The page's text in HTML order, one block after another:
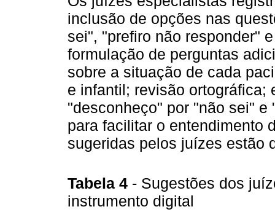
inclusão de opções nas
sei", "prefiro não responder"
formulação de perguntas
sobre a situação de cada
e infantil; revisão ortográfica;
"desconheço" por "não sei"
para facilitar o entendimento
sugeridas pelos juízes estão
Tabela 4 - Sugestões dos
instrumento digital